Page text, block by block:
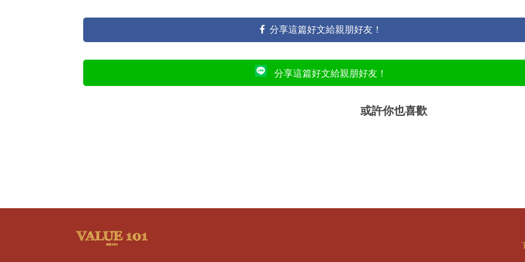
分享這篇好文給親朋好友！
分享這篇好文給親朋好友！
或許你也喜歡